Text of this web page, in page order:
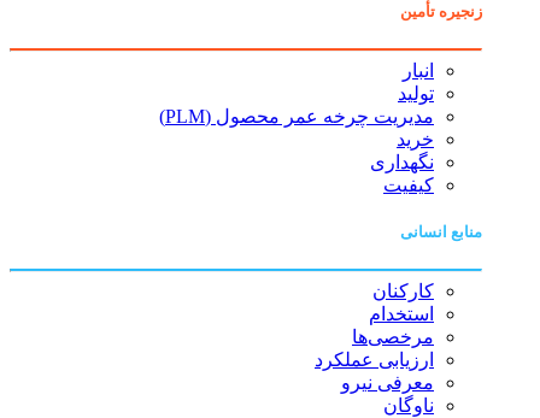
زنجیره تأمین
انبار
تولید
مدیریت چرخه عمر محصول (PLM)
خرید
نگهداری
کیفیت
منابع انسانی
کارکنان
استخدام
مرخصی‌ها
ارزیابی عملکرد
معرفی نیرو
ناوگان